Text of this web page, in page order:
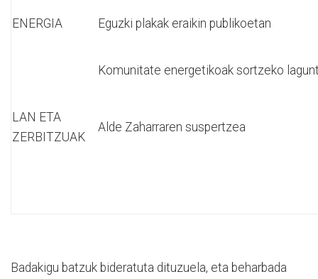
ENERGIA Eguzki plakak eraikin publikoetan
Komunitate energetikoak sortzeko
LAN ETA
ZERBITZUAK
Alde Zaharraren suspertzea
Badakigu batzuk bideratuta dituzuela, eta beharbada